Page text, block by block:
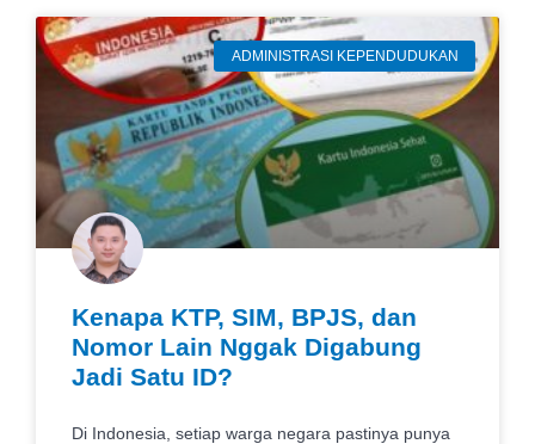
ADMINISTRASI KEPENDUDUKAN
Kenapa KTP, SIM, BPJS, dan
Nomor Lain Nggak Digabung
Jadi Satu ID?
Di Indonesia, setiap warga negara pastinya punya